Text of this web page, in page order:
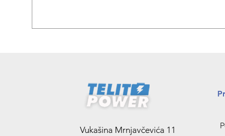
Vukašina Mrnjavčevića 11